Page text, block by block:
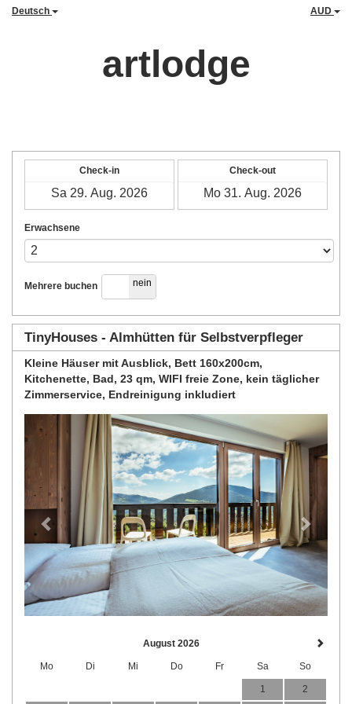
Deutsch AUD
artlodge
Check-in Check-out
Erwachsene
Mehrere buchen
ja nein
TinyHouses - Almhütten für Selbstverpfleger
Kleine Häuser mit Ausblick, Bett 160x200cm,
Kitchenette, Bad, 23 qm, WIFI freie Zone, kein täglicher
Zimmerservice, Endreinigung inkludiert
Previous Next
August 2026
Mo Di Mi Do Fr Sa So
1 2